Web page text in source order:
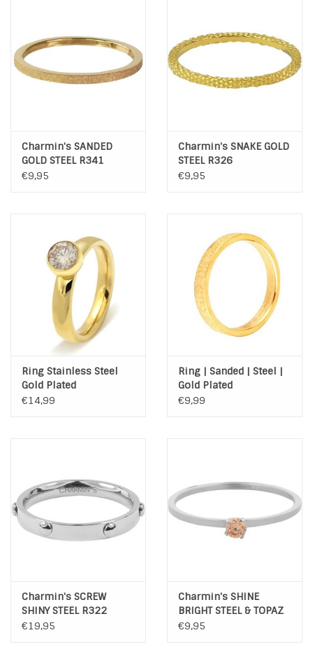
Charmin's SANDED
GOLD STEEL R341
€9,95
Charmin's SNAKE GOLD
STEEL R326
€9,95
Ring Stainless Steel
Gold Plated
€14,99
Ring | Sanded | Steel |
Gold Plated
€9,99
Charmin's SCREW
SHINY STEEL R322
€19,95
Charmin's SHINE
BRIGHT STEEL & TOPAZ
CRYSTAL R347
€9,95